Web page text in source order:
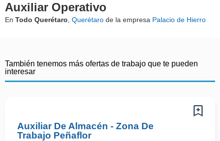
Auxiliar Operativo
En Todo Querétaro Querétaro de la empresa Palacio de Hierro
También tenemos más ofertas de trabajo que te pueden
interesar
Auxiliar De Almacén - Zona De
Trabajo Peñaflor